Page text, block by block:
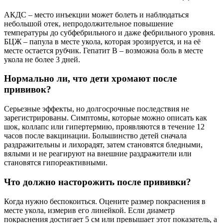
АКДС – место инъекции может болеть и наблюдаться
небольшой отек, непродолжительное повышение
температуры до субфебрильного и даже фебрильного уровня.
БЦЖ – папула в месте укола, которая эрозируется, и на её
месте остается рубчик. Гепатит В – возможна боль в месте
укола не более 3 дней.
Нормально ли, что дети хромают после
прививок?
Серьезные эффекты, но долгосрочные последствия не
зарегистрированы. Симптомы, которые можно описать как
шок, коллапс или гипертермию, проявляются в течение 12
часов после вакцинации. Большинство детей сначала
раздражительны и лихорадят, затем становятся бледными,
вялыми и не реагируют на внешние раздражители или
становятся гипореактивными.
Что должно насторожить после прививки?
Когда нужно беспокоиться. Оцените размер покраснения в
месте укола, измерив его линейкой. Если диаметр
покраснения достигает 5 см или превышает этот показатель, а